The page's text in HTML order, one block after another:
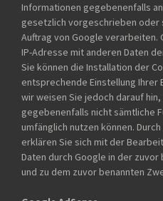
Informationen gegebenenfalls
gesetzlich vorgeschrieben oder
Auftrag von Google verarbeiten.
IP-Adresse mit anderen Daten
Sie können die Installation der
entsprechende Einstellung
wir weisen Sie jedoch darauf
gegebenenfalls nicht sämtliche
umfänglich nutzen können.
erklären Sie sich mit der
Daten durch Google in der
und zu dem zuvor benannten